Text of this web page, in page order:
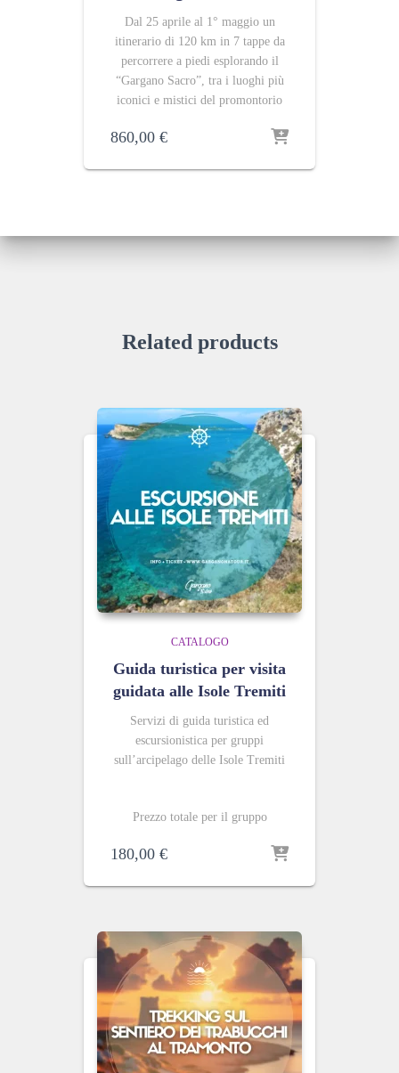
Dal 25 aprile al 1° maggio un
itinerario di 120 km in 7 tappe da
percorrere a piedi esplorando il
“Gargano Sacro”, tra i luoghi più
iconici e mistici del promontorio
860,00 €
Related products
CATALOGO
Guida turistica per visita
guidata alle Isole Tremiti
Servizi di guida turistica ed
escursionistica per gruppi
sull’arcipelago delle Isole Tremiti
Prezzo totale per il gruppo
180,00 €